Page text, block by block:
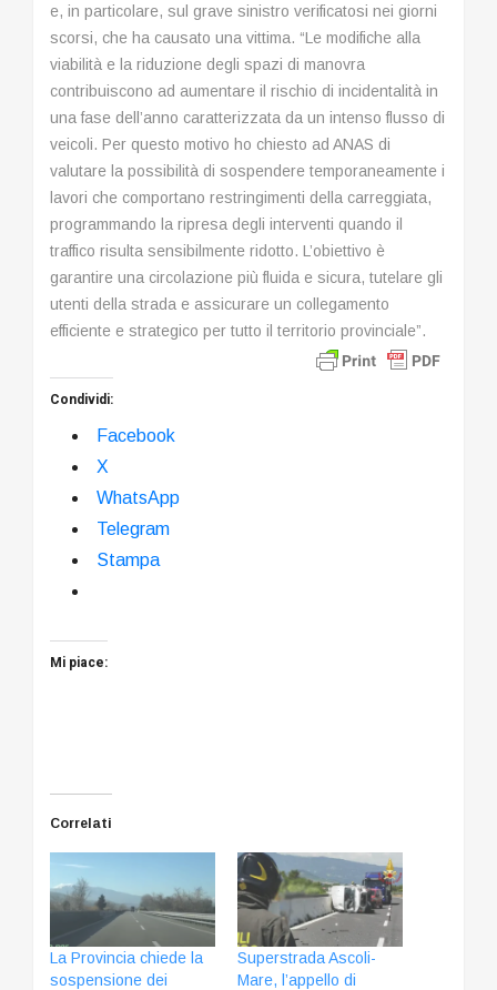
e, in particolare, sul grave sinistro verificatosi nei giorni
scorsi, che ha causato una vittima. “Le modifiche alla
viabilità e la riduzione degli spazi di manovra
contribuiscono ad aumentare il rischio di incidentalità in
una fase dell’anno caratterizzata da un intenso flusso di
veicoli. Per questo motivo ho chiesto ad ANAS di
valutare la possibilità di sospendere temporaneamente i
lavori che comportano restringimenti della carreggiata,
programmando la ripresa degli interventi quando il
traffico risulta sensibilmente ridotto. L’obiettivo è
garantire una circolazione più fluida e sicura, tutelare gli
utenti della strada e assicurare un collegamento
efficiente e strategico per tutto il territorio provinciale”.
Condividi:
Facebook
X
WhatsApp
Telegram
Stampa
Mi piace:
Correlati
La Provincia chiede la
sospensione dei
Superstrada Ascoli-
Mare, l’appello di